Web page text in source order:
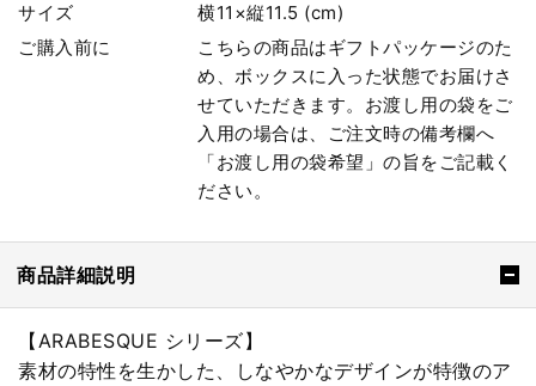
サイズ
横11×縦11.5 (cm)
ご購入前に
こちらの商品はギフトパッケージのた
め、ボックスに入った状態でお届けさ
せていただきます。お渡し用の袋をご
入用の場合は、ご注文時の備考欄へ
「お渡し用の袋希望」の旨をご記載く
ださい。
商品詳細説明
【ARABESQUE シリーズ】
素材の特性を生かした、しなやかなデザインが特徴のア